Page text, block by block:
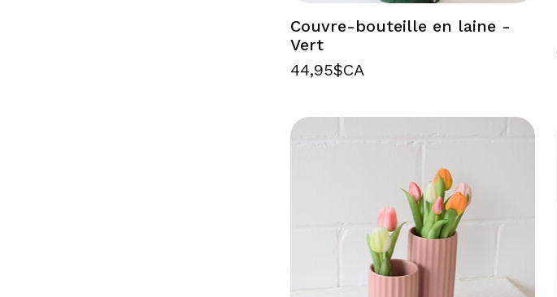
Couvre-bouteille en laine -
Vert
44,95$CA